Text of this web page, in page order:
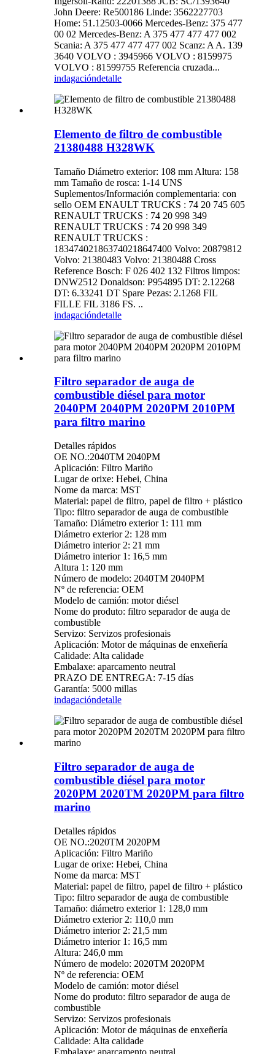
John Deere: Re500186 Linde: 3562227703
Home: 51.12503-0066 Mercedes-Benz: 375 477
00 02 Mercedes-Benz: A 375 477 477 477 002
Scania: A 375 477 477 477 002 Scanz: A A. 139
3640 VOLVO : 3945966 VOLVO : 8159975
VOLVO : 81599755 Referencia cruzada...
indagacióndetalle
Elemento de filtro de combustible
21380488 H328WK
Tamaño Diámetro exterior: 108 mm Altura: 158
mm Tamaño de rosca: 1-14 UNS
Suplementos/Información complementaria: con
sello OEM ENAULT TRUCKS : 74 20 745 605
RENAULT TRUCKS : 74 20 998 349
RENAULT TRUCKS : 74 20 998 349
RENAULT TRUCKS :
183474021863740218647400 Volvo: 20879812
Volvo: 21380483 Volvo: 21380488 Cross
Reference Bosch: F 026 402 132 Filtros limpos:
DNW2512 Donaldson: P954895 DT: 2.12268
DT: 6.33241 DT Spare Pezas: 2.1268 FIL
FILLE FIL 3186 FS. ..
indagacióndetalle
Filtro separador de auga de
combustible diésel para motor
2040PM 2040PM 2020PM 2010PM
para filtro marino
Detalles rápidos
OE NO.:2040TM 2040PM
Aplicación: Filtro Mariño
Lugar de orixe: Hebei, China
Nome da marca: MST
Material: papel de filtro, papel de filtro + plástico
Tipo: filtro separador de auga de combustible
Tamaño: Diámetro exterior 1: 111 mm
Diámetro exterior 2: 128 mm
Diámetro interior 2: 21 mm
Diámetro interior 1: 16,5 mm
Altura 1: 120 mm
Número de modelo: 2040TM 2040PM
Nº de referencia: OEM
Modelo de camión: motor diésel
Nome do produto: filtro separador de auga de
combustible
Servizo: Servizos profesionais
Aplicación: Motor de máquinas de enxeñería
Calidade: Alta calidade
Embalaxe: aparcamento neutral
PRAZO DE ENTREGA: 7-15 días
Garantía: 5000 millas
indagacióndetalle
Filtro separador de auga de
combustible diésel para motor
2020PM 2020TM 2020PM para filtro
marino
Detalles rápidos
OE NO.:2020TM 2020PM
Aplicación: Filtro Mariño
Lugar de orixe: Hebei, China
Nome da marca: MST
Material: papel de filtro, papel de filtro + plástico
Tipo: filtro separador de auga de combustible
Tamaño: diámetro exterior 1: 128,0 mm
Diámetro exterior 2: 110,0 mm
Diámetro interior 2: 21,5 mm
Diámetro interior 1: 16,5 mm
Altura: 246,0 mm
Número de modelo: 2020TM 2020PM
Nº de referencia: OEM
Modelo de camión: motor diésel
Nome do produto: filtro separador de auga de
combustible
Servizo: Servizos profesionais
Aplicación: Motor de máquinas de enxeñería
Calidade: Alta calidade
Embalaxe: aparcamento neutral